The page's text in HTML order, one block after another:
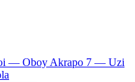
— Oboy Akrapo 7 — Uzi